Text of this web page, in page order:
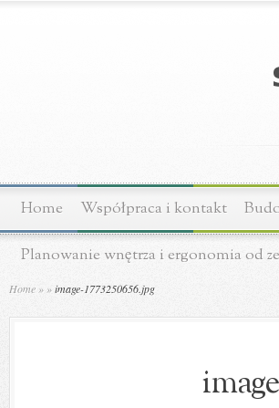
Home Współpraca i kontakt
Planowanie wnętrza i ergonomia od
Home » »image-1773250656.jpg